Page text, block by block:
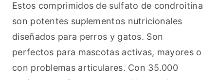
Estos comprimidos de sulfato de condroitina
son potentes suplementos nutricionales
diseñados para perros y gatos. Son
perfectos para mascotas activas, mayores o
con problemas articulares. Con 35.000